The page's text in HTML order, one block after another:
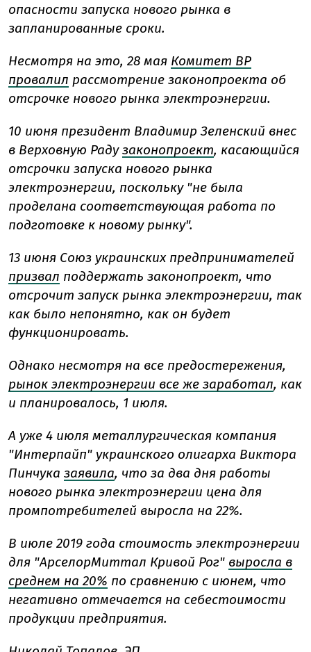
опасности запуска нового рынка в
запланированные сроки.
Несмотря на это, 28 мая Комитет ВР
провалил рассмотрение законопроекта об
отсрочке нового рынка электроэнергии.
10 июня президент Владимир Зеленский внес
в Верховную Радузаконопроект, касающийся
отсрочки запуска нового рынка
электроэнергии, поскольку "не была
проделана соответствующая работа по
подготовке к новому рынку".
13 июня Союз украинских предпринимателей
призвал поддержать законопроект, что
отсрочит запуск рынка электроэнергии, так
как было непонятно, как он будет
функционировать.
Однако несмотря на все предостережения,
рынок электроэнергии все же заработал, как
и планировалось, 1 июля.
А уже 4 июля металлургическая компания
"Интерпайп" украинского олигарха Виктора
Пинчука заявила, что за два дня работы
нового рынка электроэнергии цена для
промпотребителей выросла на 22%.
В июле 2019 года стоимость электроэнергии
для "АрселорМиттал Кривой Рог" выросла в
среднем на 20% по сравнению с июнем, что
негативно отмечается на себестоимости
продукции предприятия.